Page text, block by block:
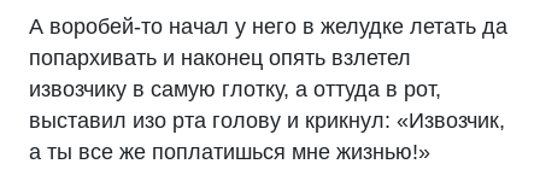
А воробей-то начал у него в желудке летать да
попархивать и наконец опять взлетел
извозчику в самую глотку, а оттуда в рот,
выставил изо рта голову и крикнул: «Извозчик,
а ты все же поплатишься мне жизнью!»